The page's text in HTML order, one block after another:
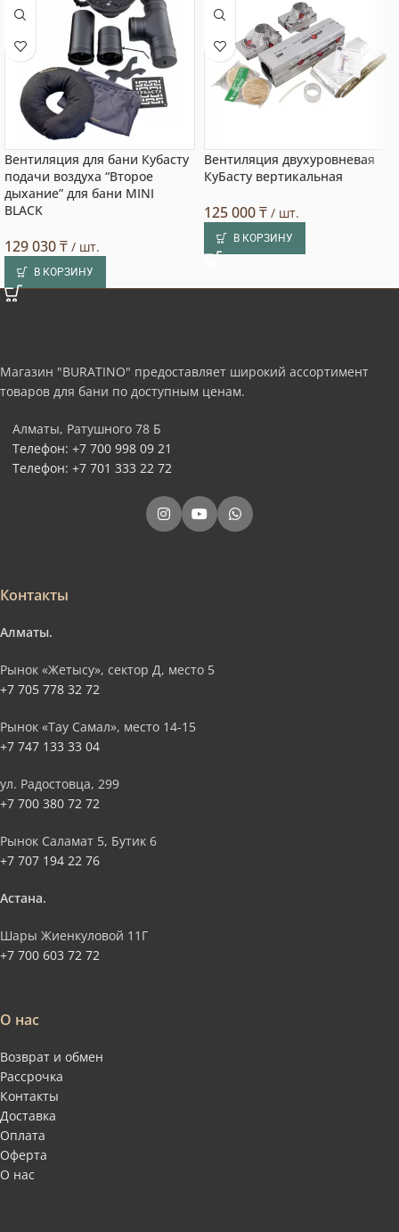
Вентиляция для бани Кубасту
подачи воздуха “Второе
дыхание” для бани MINI
BLACK
129 030₸ / шт.
В КОРЗИНУ
Вентиляция двухуровневая
КуБасту вертикальная
125 000₸ / шт.
В КОРЗИНУ
Магазин "BURATINO" предоставляет широкий ассортимент
товаров для бани по доступным ценам.
Алматы, Ратушного 78 Б
Телефон: +7 700 998 09 21
Телефон: +7 701 333 22 72
Контакты
Алматы.
Рынок «Жетысу», сектор Д, место 5
+7 705 778 32 72
Рынок «Тау Самал», место 14-15
+7 747 133 33 04
ул. Радостовца, 299
+7 700 380 72 72
Рынок Саламат 5, Бутик 6
+7 707 194 22 76
Астана.
Шары Жиенкуловой 11Г
+7 700 603 72 72
О нас
Возврат и обмен
Рассрочка
Контакты
Доставка
Оплата
Оферта
О нас